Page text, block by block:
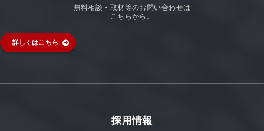
無料相談・取材等のお問い合わせは
こちらから。
詳しくはこちら
採用情報